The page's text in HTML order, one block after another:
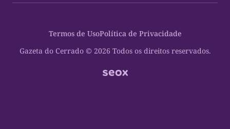
Oportunidades
Cultura
Planeta Vivo
Espaço Cidadania
Gazeta do Cerrado © 2026 Todos os direitos reservados.
Termos de UsoPolítica de Privacidade